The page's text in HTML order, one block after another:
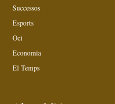
Successos
Esports
Oci
Economia
El Temps